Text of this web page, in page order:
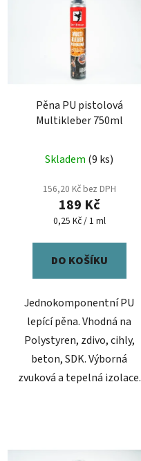
Pěna PU pistolová
Multikleber 750ml
Skladem (9 ks)
156,20 Kč bez DPH
189 Kč
Měrná
0,25 Kč / 1 ml
DO KOŠÍKU
Jednokomponentní PU
lepící pěna. Vhodná na
Polystyren, zdivo, cihly,
beton, SDK. Výborná
zvuková a tepelná izolace.